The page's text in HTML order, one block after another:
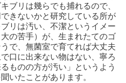
ブリは幾らでも捕れるので、
きないかと研究している所が
リは汚い、不潔というイメー
の苦手）が、生まれたてのゴ
で、無菌室で育てれば大丈夫
口に出来ない物はない、寧ろ
ものの方が汚い」というよう
いたことがあります。